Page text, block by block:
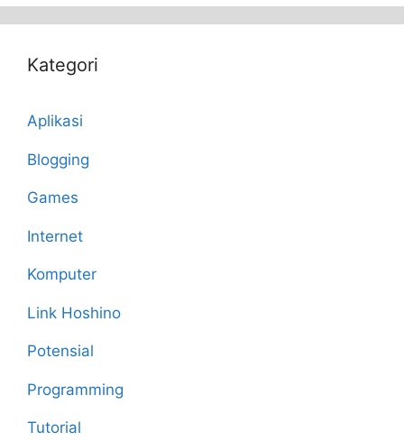
Kategori
Aplikasi
Blogging
Games
Internet
Komputer
Link Hoshino
Potensial
Programming
Tutorial